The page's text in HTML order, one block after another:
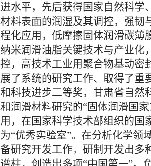
进水平，先后获得国家自然科学
材料表面的润湿及其调控，强韧
程化应用，低摩擦固体润滑碳薄
纳米润滑油脂关键技术与产业化
控，高技术工业用聚合物基动密
展了系统的研究工作、取得了重
和科技进步二等奖，甘肃省自然
和润滑材料研究的“固体润滑国
用，在国家科学技术部组织的国
为“优秀实验室”。在分析化学领
备研究开发工作，研制开发出多
谱柱，创造出多项“中国第一”。